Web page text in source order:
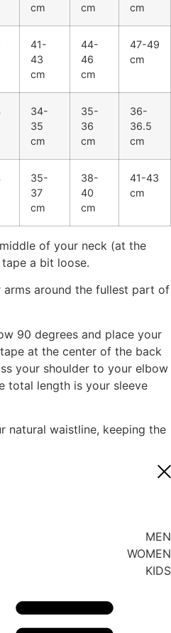
cm
cm
cm
41-
43
cm
44-
46
cm
47-49
cm
34-
35
cm
35-
36
cm
36-
36.5
cm
35-
37
cm
38-
40
cm
41-43
cm
of your neck (at the
tape a bit loose.
arms around the fullest part of
90 degrees and place your
at the center of the back
your shoulder to your elbow
total length is your sleeve
natural waistline, keeping the
MEN
WOMEN
KIDS